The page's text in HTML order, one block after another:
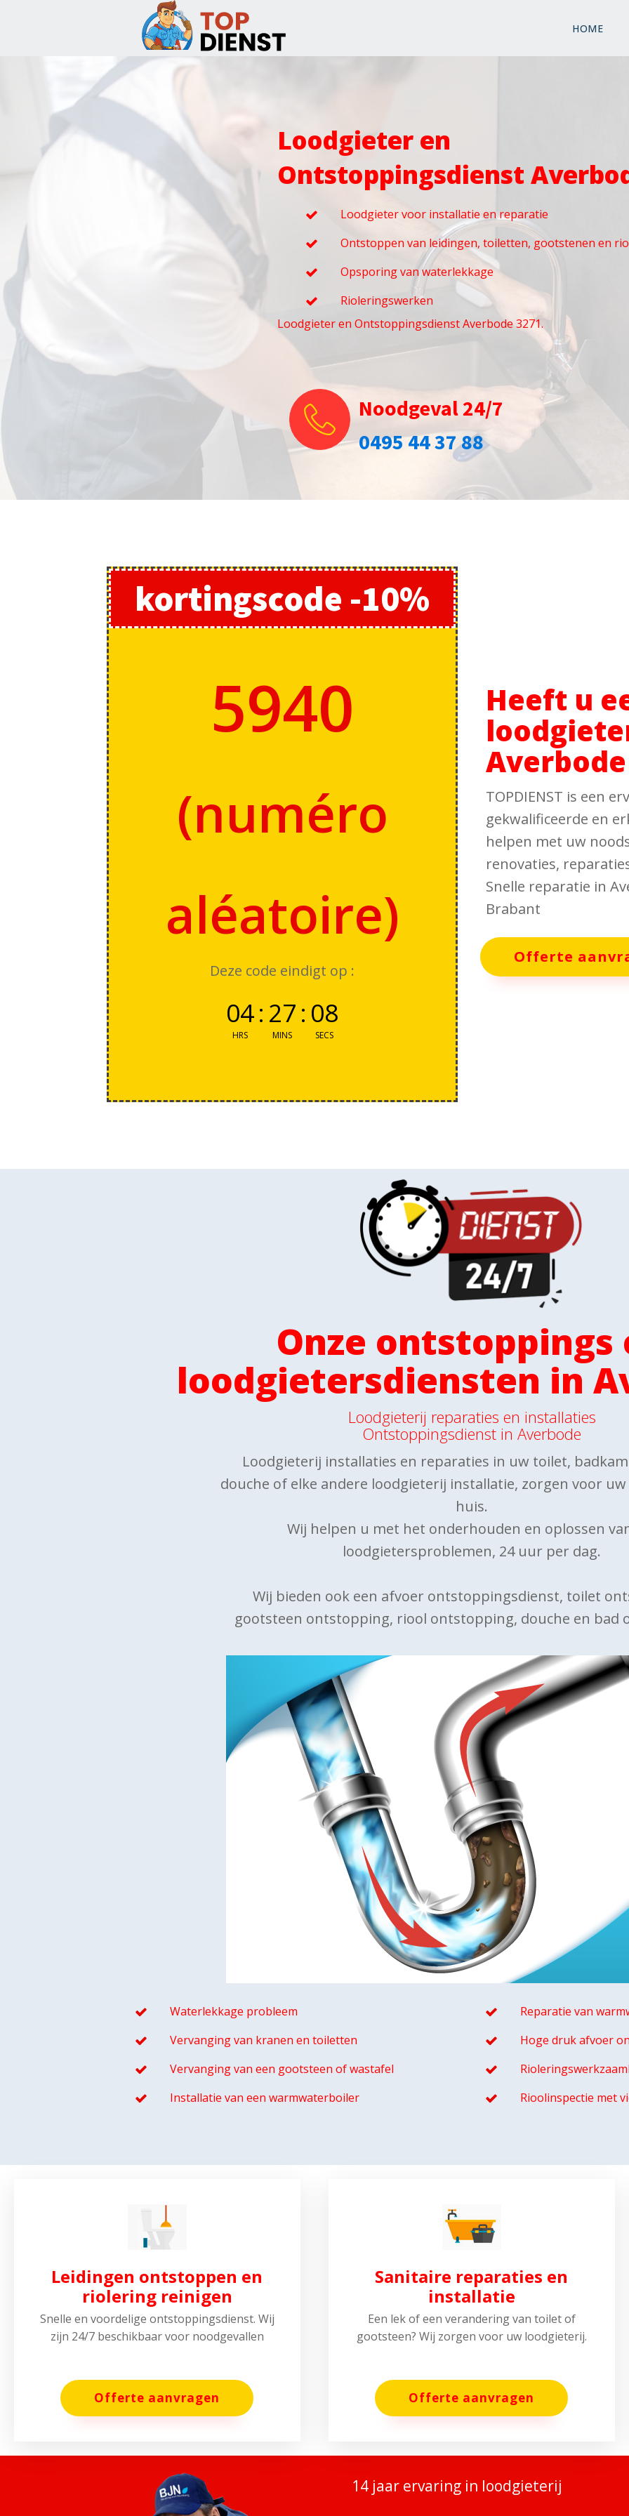
HOME
Loodgieter en
Ontstoppingsdienst
Loodgieter voor installatie en reparatie
Ontstoppen van leidingen, toiletten, gootstenen en
Opsporing van waterlekkage
Rioleringswerken
Loodgieter en Ontstoppingsdienst Averbode 3271.
Noodgeval 24/7
0495 44 37 88
kortingscode -10%
5940
(numéro
aléatoire)
Deze code eindigt op :
04
HRS
: 27
MINS
: 06
SECS
Heeft u
Averbode
TOPDIENST is een
gekwalificeerde en
helpen met uw
renovaties,
Snelle reparatie in
Brabant
Offerte
Onze ontstoppings
loodgietersdiensten in
Loodgieterij reparaties en installaties
Ontstoppingsdienst in Averbode
Loodgieterij installaties en reparaties in uw toilet,
douche of elke andere loodgieterij installatie, zorgen voor
huis.
Wij helpen u met het onderhouden en oplossen
loodgietersproblemen, 24 uur per dag.
Wij bieden ook een afvoer ontstoppingsdienst, toilet
gootsteen ontstopping, riool ontstopping, douche en bad
Waterlekkage probleem
Vervanging van kranen en toiletten
Vervanging van een gootsteen of wastafel
Installatie van een warmwaterboiler
Reparatie van
Hoge druk afvoer
Rioolinspectie met
Leidingen ontstoppen en
riolering reinigen
Snelle en voordelige ontstoppingsdienst. Wij
zijn 24/7 beschikbaar voor noodgevallen
Offerte aanvragen
Sanitaire reparaties en
installatie
Een lek of een verandering van toilet of
gootsteen? Wij zorgen voor uw loodgieterij.
Offerte aanvragen
14 jaar ervaring in loodgieterij